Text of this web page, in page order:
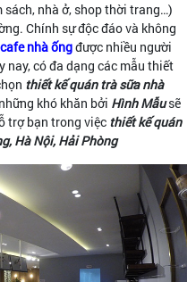
sách, nhà ở, shop thời trang…)
Chính sự độc đáo và không
nhà ốngđược nhiều người
nay, có đa dạng các mẫu thiết
thiết kế quán trà sữa nhà
khó khăn bởi Hình Mẫusẽ
trợ bạn trong việc thiết kế quán
Hà Nội, Hải Phòng